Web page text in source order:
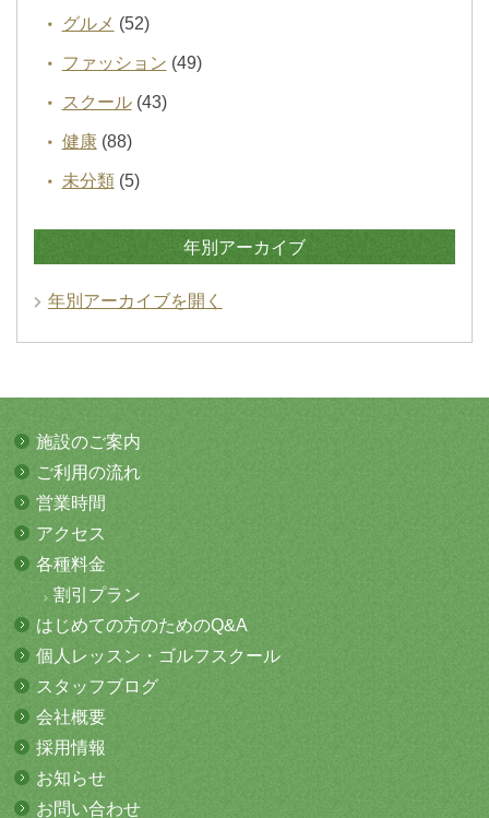
グルメ (52)
ファッション (49)
スクール(43)
健康(88)
未分類(5)
年別アーカイブ
年別アーカイブを開く
施設のご案内
ご利用の流れ
営業時間
アクセス
各種料金
割引プラン
はじめての方のためのQ&A
個人レッスン・ ゴルフスクール
スタッフブログ
会社概要
採用情報
お知らせ
お問い合わせ